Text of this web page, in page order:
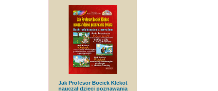
Jak Profesor Bociek Klekot
nauczał dzieci poznawania